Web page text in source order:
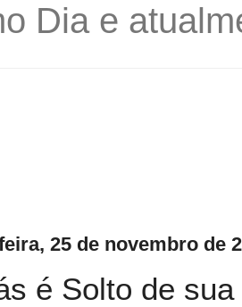
Dia e
25 de novembro de
é Solto de